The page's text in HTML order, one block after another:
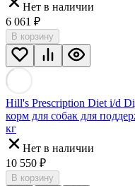
Нет в наличии
6 061 ₽
В корзину
Hill's Prescription Diet i/d
корм для собак для
кг
Нет в наличии
10 550 ₽
В корзину